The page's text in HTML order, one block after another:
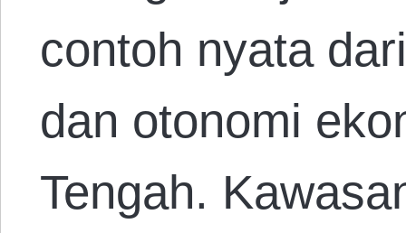
contoh nyata
dan otonomi
Tengah.